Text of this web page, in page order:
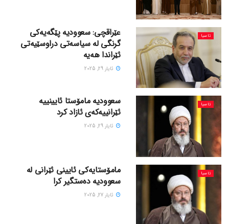
ئاسیا
عێراقچی: سعوودیە پێگەیەکی
گرنگی لە سیاسەتی دراوسێیەتی
ئێراندا هەیە
ئایار 29, 2025
ئاسیا
سعوودیە مامۆستا ئایینییە
ئێرانییەکەی ئازاد کرد
ئایار 29, 2025
ئاسیا
مامۆستایەکی ئایینی ئێرانی لە
سعوودیە دەستگیر کرا
ئایار 27, 2025